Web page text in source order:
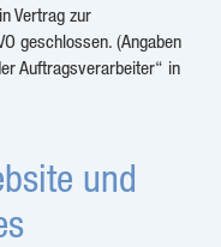
Vertrag zur
geschlossen. (Angaben
Auftragsverarbeiter“ in
und